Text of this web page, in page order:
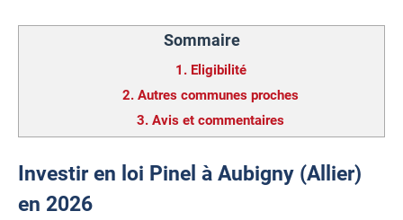
Sommaire
1. Eligibilité
2. Autres communes proches
3. Avis et commentaires
Investir en loi Pinel à Aubigny (Allier)
en 2026